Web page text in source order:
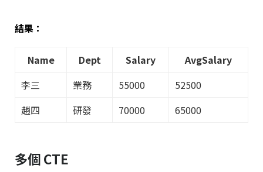
結果：
Name Dept Salary
AvgSalary
李三
業務 55000
52500
趙四
研發 70000 65000
多個 CTE